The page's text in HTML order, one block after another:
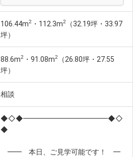
106.44m2 ・112.3m2
（32.19坪・33.97
坪）
88.6m2 ・91.08m2
（26.80坪・27.55
坪）
相談
◆◇◆━━━━━━━━━━━━◆◇
◆
━━ 本日、ご見学可能です！ ━